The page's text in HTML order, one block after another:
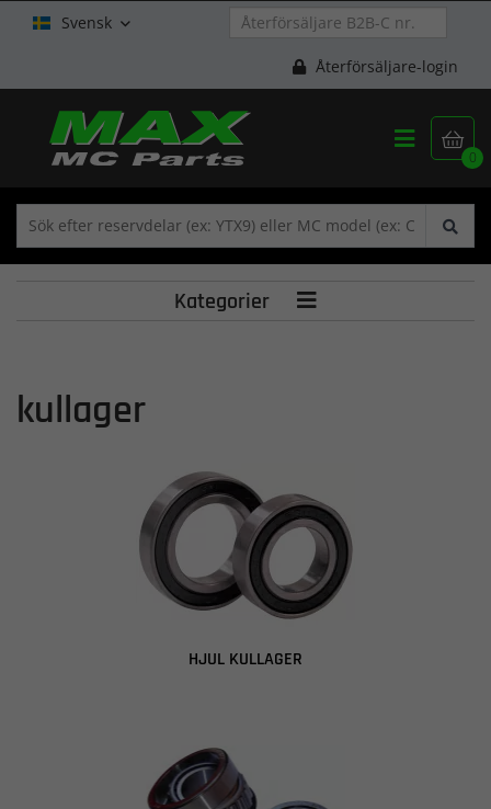
Svensk 
Återförsäljare-login

0

Kategorier 
kullager
HJUL KULLAGER